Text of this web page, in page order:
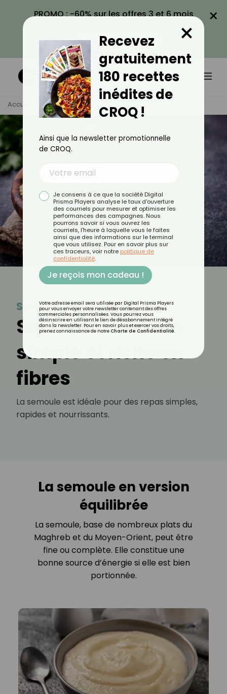
PROMO : -60% sur les offres 3 et 6 mois
VOIR LA PROMO
×
Accueil Tag Semoule
Semoule
Semoule : recette
simple et riche en
fibres
La semoule est idéale pour des repas simples,
rapides et nourrissants.
La semoule en version
équilibrée
La semoule, base de nombreux plats du
Maghreb et du Moyen-Orient, peut être
fine ou complète. Elle constitue une
bonne source d’énergie si elle est bien
portionnée.
Recevez
gratuitement
180 recettes
inédites de
CROQ !
×
Ainsi que la newsletter promotionnelle
de CROQ.
Je consens à ce que la société Digital
Prisma Players analyse le taux d'ouverture
des courriels pour mesurer et optimiser les
performances des campagnes. Nous
pourrons savoir si vous ouvrez les
courriels, l'heure à laquelle vous le faites
ainsi que des informations sur le terminal
que vous utilisez. Pour en savoir plus sur
ces traceurs, voir notre politique de
confidentialité.
Je reçois mon cadeau !
Votre adresse email sera utilisée par Digital Prisma Players
pour vous envoyer votre newsletter contenant des offres
commerciales personnalisées. Vous pourrez vous
désinscrire en utilisant le lien de désabonnement intégré
dans la newsletter. Pour en savoir plus et exercer vos droits,
prenez connaissance de notre Charte de Confidentialité.